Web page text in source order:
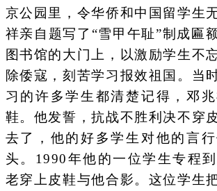
京公园里，令华侨和中国留学生
祥亲自题写了“雪甲午耻”制成匾
图书馆的大门上，以激励学生不
除倭寇，刻苦学习报效祖国。当
习的许多学生都清楚记得，邓
鞋。他发誓，抗战不胜利决不穿
去了，他的好多学生对他的言
头。1990年他的一位学生专程
老穿上皮鞋与他合影。这位学生